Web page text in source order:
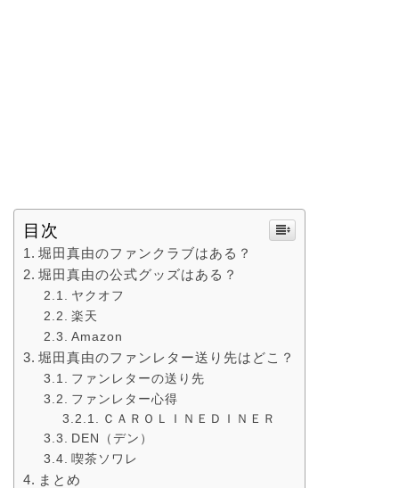
目次
堀田真由のファンクラブはある？
堀田真由の公式グッズはある？
ヤクオフ
楽天
Amazon
堀田真由のファンレター送り先はどこ？
ファンレターの送り先
ファンレター心得
ＣＡＲＯＬＩＮＥＤＩＮＥＲ
DEN（デン）
喫茶ソワレ
まとめ